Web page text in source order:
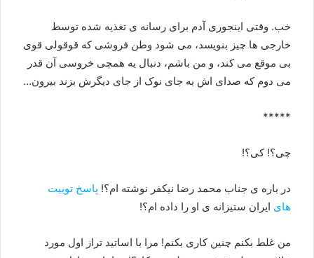
خب. وقتی اینجوری آدم برای رسانه ی تغذیه شده توسط
خارجی ها چیز بنویسد، می شود وطن فروشی که قوقولی قوی
بی موقع می کند، و من باشم، دنبال یه همچی خروسی آن قدر
می دوم که صدای اش به جای نوک از جای دیگرش بزند بیرون…
*****
چی؟! کی؟!
در باره ی جناب محمد رضا نیکفر نوشته ام؟! پاسخ توییت
های ایران ستیزانه ی او را داده ام؟!
من غلط بکنم چنین کاری بکنم! مرا با اساتید تراز اول مورد